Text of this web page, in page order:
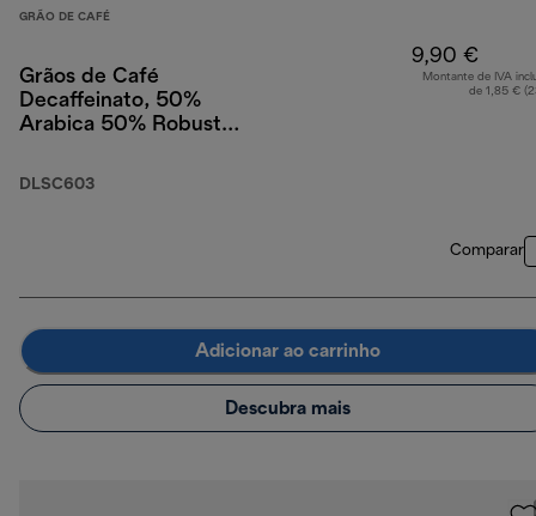
GRÃO DE CAFÉ
Grãos de Café
Decaffeinato, 50%
Arabica 50% Robusta,
DLSC603
9,90 €
Montante de IVA
de 1,85 €
Comparar
Adicionar ao carrinho
Descubra mais